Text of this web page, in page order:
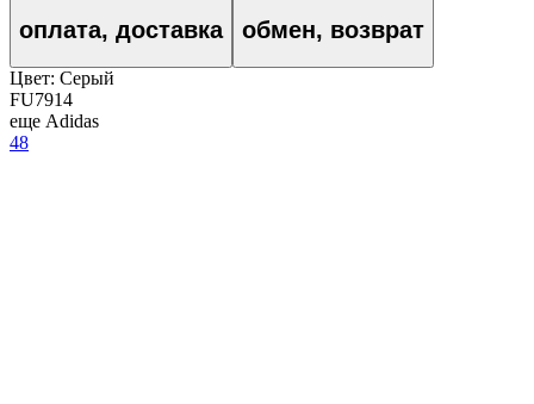
оплата, доставка обмен, возврат
Цвет: Серый
FU7914
еще Adidas
48